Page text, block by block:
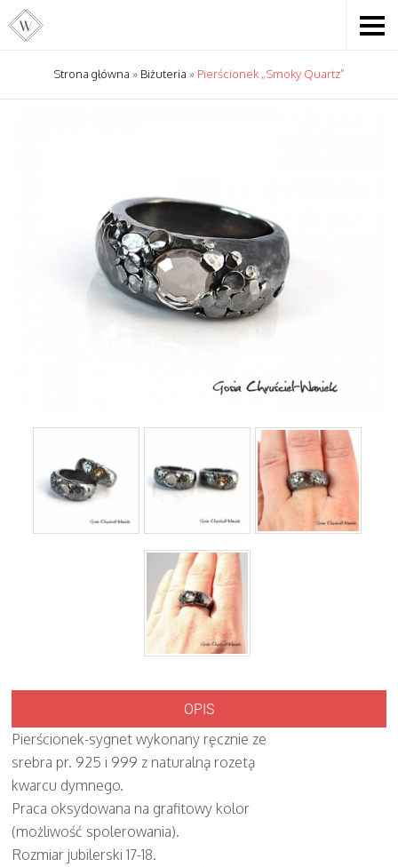
Strona główna » Biżuteria » Pierścionek „Smoky Quartz”
OPIS
Pierścionek-sygnet wykonany ręcznie ze
srebra pr. 925 i 999 z naturalną rozetą
kwarcu dymnego.
Praca oksydowana na grafitowy kolor
(możliwość spolerowania).
Rozmiar jubilerski 17-18.